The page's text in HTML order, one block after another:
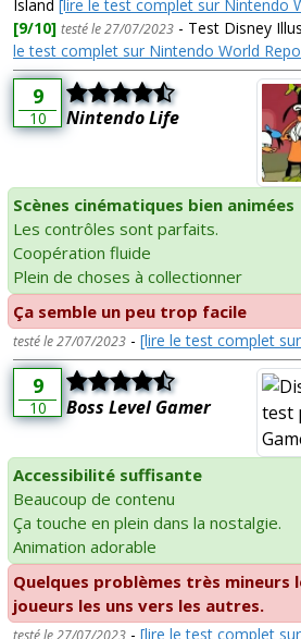
Island [lire le test complet sur Nintendo
[9/10] testé le 27/07/2023 - Test Disney
le test complet sur Nintendo World
9
10 Nintendo Life
Scènes cinématiques bien animées
Les contrôles sont parfaits.
Coopération fluide
Plein de choses à collectionner
Ça semble un peu trop facile
testé le 27/07/2023 - [lire le test complet
9
10 Boss Level Gamer
Accessibilité suffisante
Beaucoup de contenu
Ça touche en plein dans la nostalgie.
Animation adorable
Quelques problèmes très
joueurs les uns vers les autres.
testé le 27/07/2023 - [lire le test complet